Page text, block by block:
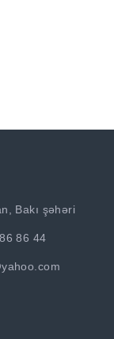
Bakı şəhəri
86 44